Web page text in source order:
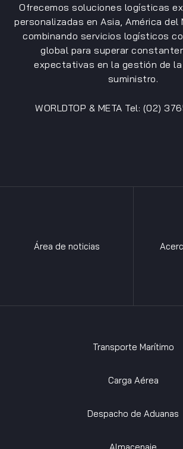
Ofrecemos soluciones logísticas
personalizadas en Asia, América del
combinando servicios logísticos
global para superar
expectativas en la gestión de
suministro.
WORLDTOP & META Tel: (02)
Área de noticias
Transporte Marítimo
Carga Aérea
Despacho de Aduanas
Almacenaje